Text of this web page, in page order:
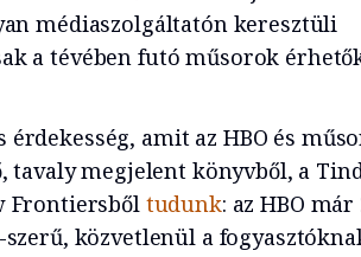
médiaszolgáltatón keresztüli
a tévében futó műsorok
amit az HBO és
megjelent könyvből, a
Frontiersből tudunk: az HBO
közvetlenül a